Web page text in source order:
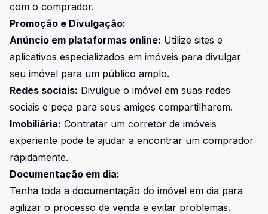
com o comprador.
Promoção e Divulgação:
Anúncio em plataformas online: Utilize sites e
aplicativos especializados em imóveis para divulgar
seu imóvel para um público amplo.
Redes sociais: Divulgue o imóvel em suas redes
sociais e peça para seus amigos compartilharem.
Imobiliária: Contratar um corretor de imóveis
experiente pode te ajudar a encontrar um comprador
rapidamente.
Documentação em dia:
Tenha toda a documentação do imóvel em dia para
agilizar o processo de venda e evitar problemas.